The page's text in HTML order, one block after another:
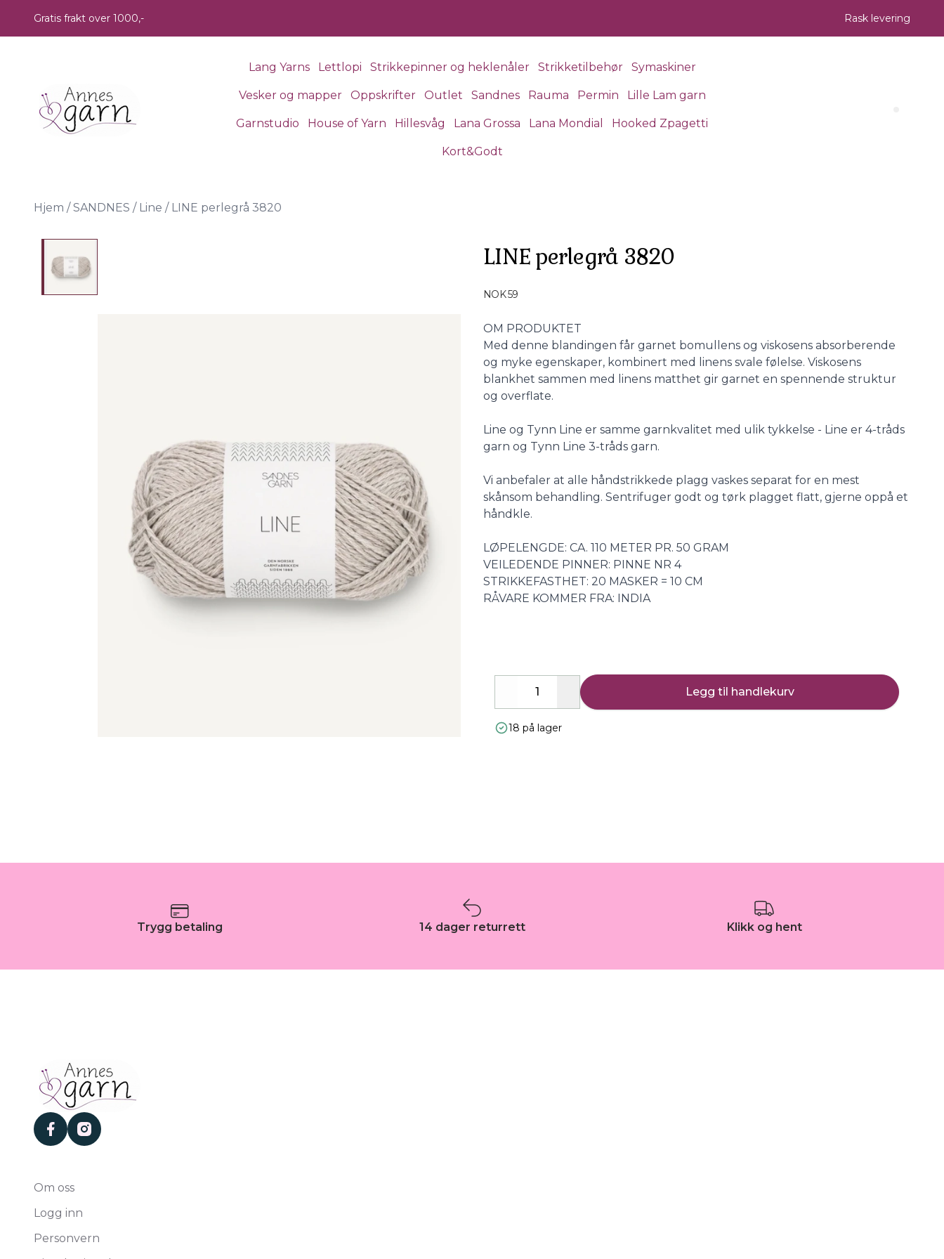
Gratis frakt over 1000,- Rask levering
Lang Yarns Lettlopi Strikkepinner og heklenåler Strikketilbehør Symaskiner
Vesker og mapper Oppskrifter Outlet Sandnes Rauma Permin Lille Lam garn
Garnstudio House of Yarn Hillesvåg Lana Grossa Lana Mondial Hooked Zpagetti
Kort&Godt
Hjem / SANDNES / Line / LINE perlegrå 3820
LINE perlegrå 3820
NOK 59
Description
OM PRODUKTET
Med denne blandingen får garnet bomullens og viskosens absorberende
og myke egenskaper, kombinert med linens svale følelse. Viskosens
blankhet sammen med linens matthet gir garnet en spennende struktur
og overflate.
Line og Tynn Line er samme garnkvalitet med ulik tykkelse - Line er 4-tråds
garn og Tynn Line 3-tråds garn.
Vi anbefaler at alle håndstrikkede plagg vaskes separat for en mest
skånsom behandling. Sentrifuger godt og tørk plagget flatt, gjerne oppå et
håndkle.
LØPELENGDE: CA. 110 METER PR. 50 GRAM
VEILEDENDE PINNER: PINNE NR 4
STRIKKEFASTHET: 20 MASKER = 10 CM
RÅVARE KOMMER FRA: INDIA
Decrease Increase
Legg til handlekurv
18 på lager
Trygg betaling 14 dager returrett Klikk og hent
facebookinstagram
Om oss
Logg inn
Personvern